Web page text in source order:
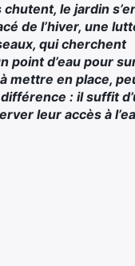
le jardin
de l’hiver, une
qui cherchent
point d’eau pour
mettre en place,
: il suffit
leur accès à